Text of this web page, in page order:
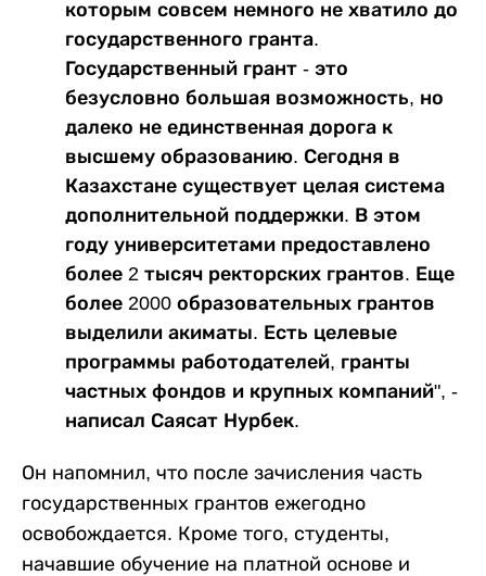
которым совсем немного не хватило до
государственного гранта.
Государственный грант - это
безусловно большая возможность, но
далеко не единственная дорога к
высшему образованию. Сегодня в
Казахстане существует целая система
дополнительной поддержки. В этом
году университетами предоставлено
более 2 тысяч ректорских грантов. Еще
более 2000 образовательных грантов
выделили акиматы. Есть целевые
программы работодателей, гранты
частных фондов и крупных компаний", -
написал Саясат Нурбек.
Он напомнил, что после зачисления часть
государственных грантов ежегодно
освобождается. Кроме того, студенты,
начавшие обучение на платной основе и